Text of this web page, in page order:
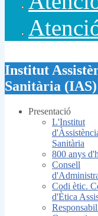
Institut
Sanitària (IAS)
Presentació
L'Institut
Sanitària
800 anys
Consell
Codi ètic.
d'Ètica